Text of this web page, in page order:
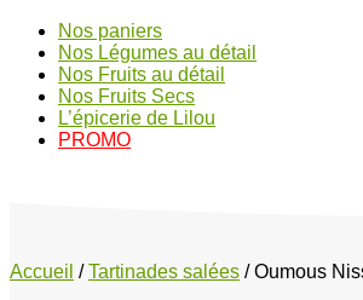
Nos paniers
Nos Légumes au détail
Nos Fruits au détail
Nos Fruits Secs
L’épicerie de Lilou
PROMO
Accueil /Tartinades salées / Oumous